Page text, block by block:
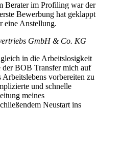
Berater im Profiling war der
Bewerbung hat geklappt
eine Anstellung.
GmbH & Co. KG
in die Arbeitslosigkeit
BOB Transfer mich auf
vorbereiten zu
und schnelle
meines
Neustart ins